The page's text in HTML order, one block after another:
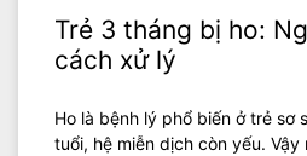
Trẻ 3 tháng bị ho:
cách xử lý
Ho là bệnh lý phổ biến ở trẻ sơ
tuổi, hệ miễn dịch còn yếu.